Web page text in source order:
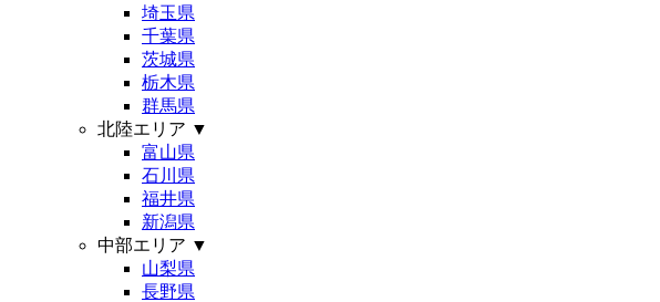
埼玉県
千葉県
茨城県
栃木県
群馬県
北陸エリア ▼
富山県
石川県
福井県
新潟県
中部エリア ▼
山梨県
長野県